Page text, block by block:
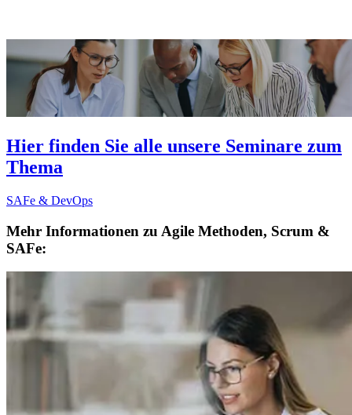
Hier finden Sie alle unsere Seminare zum
Thema
SAFe & DevOps
Mehr Informationen zu Agile Methoden, Scrum &
SAFe: